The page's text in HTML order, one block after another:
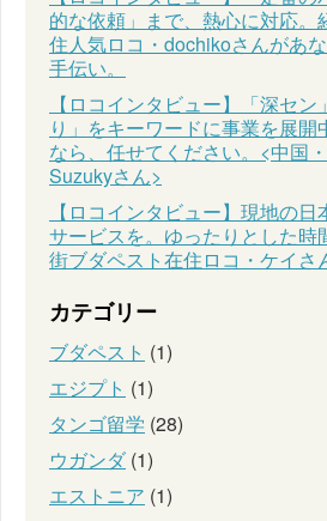
的な依頼」まで、熱心に対応。
住人気ロコ・dochikoさんがあ
手伝い。
【ロコインタビュー】「深セン
り」をキーワードに事業を展開
なら、任せてください。<中国
Suzukyさん>
【ロコインタビュー】現地の
サービスを。ゆったりとした時
街ブダペスト在住ロコ・ケイさ
カテゴリー
ブダペスト (1)
エジプト (1)
タンゴ留学 (28)
ウガンダ(1)
エストニア (1)